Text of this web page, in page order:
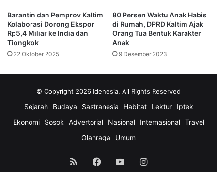
tersebut langsung memicu senyum hangat dan tawa dari
para anggota keluarga yang duduk mengelilingi mereka.
Atmosfer keakraban sangat terasa dalam ruang upacara
yang minimalis tersebut.
Kehadiran Keluarga dan
Sahabat Dekat
Melansir laporan dari Malaysia News, sejumlah tokoh
Beberapa di antaranya meliputi mantan atlet kriket terkenal
sutradara senior Ashutosh Gowariker. Kehadiran para
Barantin dan Pemprov Kaltim
Kolaborasi Dorong Ekspor
Rp5,4 Miliar ke India dan
Tiongkok
22 Oktober 2025
80 Persen Waktu Anak Habis
di Rumah, DPRD Kaltim Ajak
Orang Tua Bentuk Karakter
Anak
9 Desember 2023
© Copyright 2026 Idenesia, All Rights Reserved
Sejarah Budaya Sastranesia Habitat Lektur
Iptek
Ekonomi
Sosok Advertorial Nasional Internasional
Travel
Olahraga
Umum
RSS FacebookYouTubeInstagram